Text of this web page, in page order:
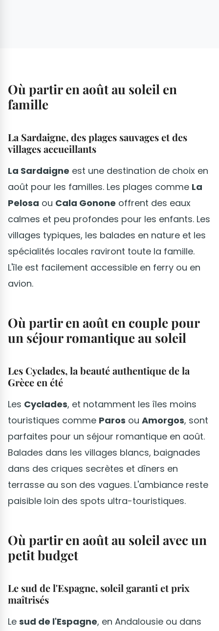
Où partir en août au soleil en
famille
La Sardaigne, des plages sauvages et des
villages accueillants
La Sardaigne est une destination de choix en
août pour les familles. Les plages comme La
Pelosa ou Cala Gonone offrent des eaux
calmes et peu profondes pour les enfants. Les
villages typiques, les balades en nature et les
spécialités locales raviront toute la famille.
L'île est facilement accessible en ferry ou en
avion.
Où partir en août en couple pour
un séjour romantique au soleil
Les Cyclades, la beauté authentique de la
Grèce en été
Les Cyclades, et notamment les îles moins
touristiques comme Paros ou Amorgos, sont
parfaites pour un séjour romantique en août.
Balades dans les villages blancs, baignades
dans des criques secrètes et dîners en
terrasse au son des vagues. L'ambiance reste
paisible loin des spots ultra-touristiques.
Où partir en août au soleil avec un
petit budget
Le sud de l'Espagne, soleil garanti et prix
maîtrisés
Le sud de l'Espagne, en Andalousie ou dans